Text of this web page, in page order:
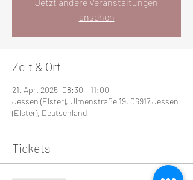
ansehen
Zeit & Ort
21. Apr. 2025, 08:30 – 11:00
Jessen (Elster), Ulmenstraße 19, 06917 Jessen
(Elster), Deutschland
Tickets